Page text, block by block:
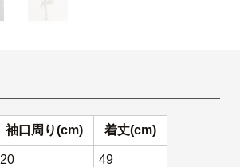
袖口周り(cm) 着丈(cm)
20 49